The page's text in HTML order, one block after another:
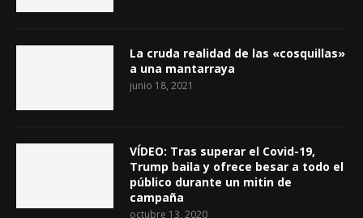
La cruda realidad de las «cosquillas»
a una mantarraya
junio 18, 2021
VÍDEO: Tras superar el Covid-19,
Trump baila y ofrece besar a todo el
público durante un mitin de
campaña
octubre 13, 2020